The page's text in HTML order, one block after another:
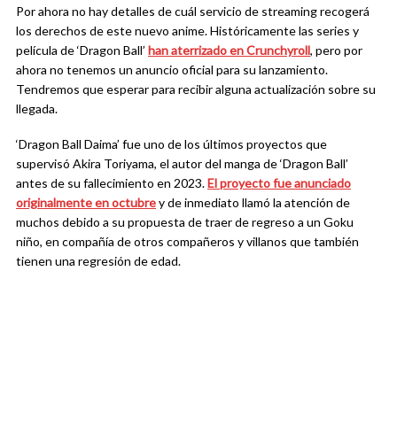
Por ahora no hay detalles de cuál servicio de streaming recogerá
los derechos de este nuevo anime. Históricamente las series y
película de ‘Dragon Ball’ han aterrizado en Crunchyroll, pero por
ahora no tenemos un anuncio oficial para su lanzamiento.
Tendremos que esperar para recibir alguna actualización sobre su
llegada.
‘Dragon Ball Daima’ fue uno de los últimos proyectos que
supervisó Akira Toriyama, el autor del manga de ‘Dragon Ball’
antes de su fallecimiento en 2023.El proyecto fue anunciado
originalmente en octubrey de inmediato llamó la atención de
muchos debido a su propuesta de traer de regreso a un Goku
niño, en compañía de otros compañeros y villanos que también
tienen una regresión de edad.